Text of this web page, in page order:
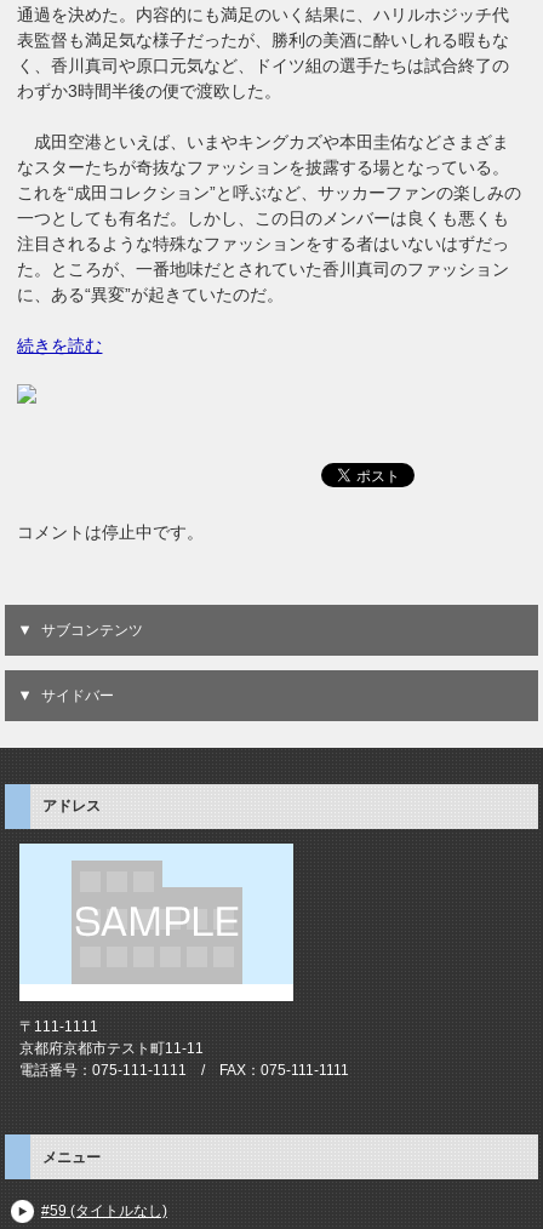
通過を決めた。内容的にも満足のいく結果に、ハリルホジッチ代
表監督も満足気な様子だったが、勝利の美酒に酔いしれる暇もな
く、香川真司や原口元気など、ドイツ組の選手たちは試合終了の
わずか3時間半後の便で渡欧した。
成田空港といえば、いまやキングカズや本田圭佑などさまざま
なスターたちが奇抜なファッションを披露する場となっている。
これを“成田コレクション”と呼ぶなど、サッカーファンの楽しみの
一つとしても有名だ。しかし、この日のメンバーは良くも悪くも
注目されるような特殊なファッションをする者はいないはずだっ
た。ところが、一番地味だとされていた香川真司のファッション
に、ある“異変”が起きていたのだ。
続きを読む
コメントは停止中です。
サブコンテンツ
サイドバー
アドレス
〒111-1111
京都府京都市テスト町11-11
電話番号：075-111-1111 / FAX：075-111-1111
メニュー
#59 (タイトルなし)